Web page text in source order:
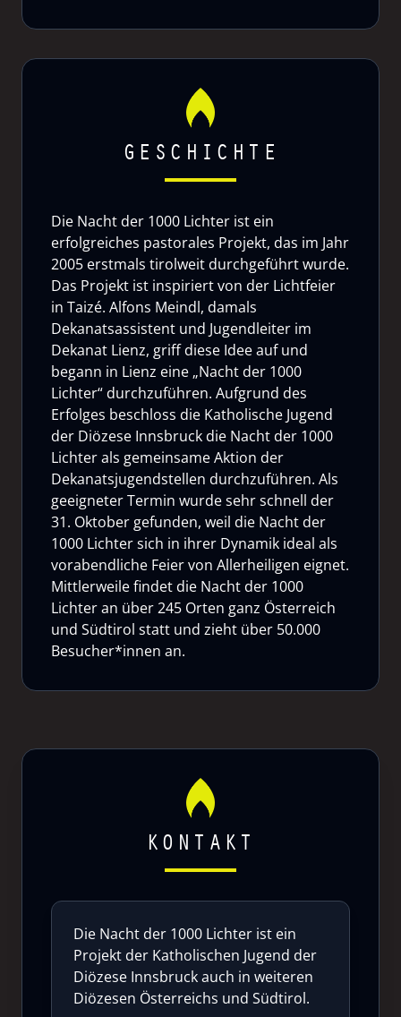
GESCHICHTE
Die Nacht der 1000 Lichter ist ein
erfolgreiches pastorales Projekt, das im Jahr
2005 erstmals tirolweit durchgeführt wurde.
Das Projekt ist inspiriert von der Lichtfeier
in Taizé. Alfons Meindl, damals
Dekanatsassistent und Jugendleiter im
Dekanat Lienz, griff diese Idee auf und
begann in Lienz eine „Nacht der 1000
Lichter“ durchzuführen. Aufgrund des
Erfolges beschloss die Katholische Jugend
der Diözese Innsbruck die Nacht der 1000
Lichter als gemeinsame Aktion der
Dekanatsjugendstellen durchzuführen. Als
geeigneter Termin wurde sehr schnell der
31. Oktober gefunden, weil die Nacht der
1000 Lichter sich in ihrer Dynamik ideal als
vorabendliche Feier von Allerheiligen eignet.
Mittlerweile findet die Nacht der 1000
Lichter an über 245 Orten ganz Österreich
und Südtirol statt und zieht über 50.000
Besucher*innen an.
KONTAKT
Die Nacht der 1000 Lichter ist ein
Projekt der Katholischen Jugend der
Diözese Innsbruck auch in weiteren
Diözesen Österreichs und Südtirol.